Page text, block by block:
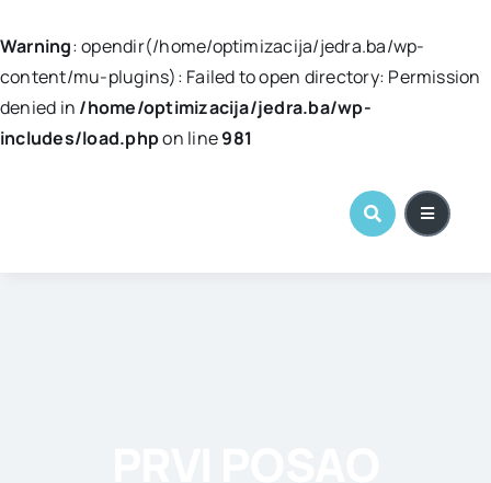
Warning: opendir(/home/optimizacija/jedra.ba/wp-
content/mu-plugins): Failed to open directory: Permission
denied in /home/optimizacija/jedra.ba/wp-
includes/load.phpon line981